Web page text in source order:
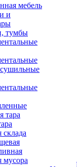
мебель
и
тумбы
склада
мусора